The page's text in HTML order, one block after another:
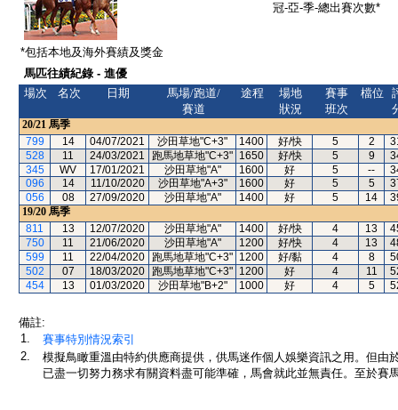
冠-亞-季-總出賽次數*
*包括本地及海外賽績及獎金
馬匹往績紀錄 - 進優
場次
名次 日期
馬場/跑道/
賽道
途程
場地
狀況
賽事
班次
檔位
20/21 馬季
799
14 04/07/2021 沙田草地"C+3" 1400 好/快 5 2
528
11 24/03/2021 跑馬地草地"C+3" 1650 好/快 5 9
345
WV 17/01/2021 沙田草地"A" 1600 好 5 --
096
14 11/10/2020 沙田草地"A+3" 1600 好 5 5
056
08 27/09/2020 沙田草地"A" 1400 好 5 14
19/20 馬季
811
13 12/07/2020 沙田草地"A" 1400 好/快 4 13
750
11 21/06/2020 沙田草地"A" 1200 好/快 4 13
599
11 22/04/2020 跑馬地草地"C+3" 1200 好/黏 4 8
502
07 18/03/2020 跑馬地草地"C+3" 1200 好 4 11
454
13 01/03/2020 沙田草地"B+2" 1000 好 4 5
備註:
1.
賽事特別情況索引
2.
模擬鳥瞰重溫由特約供應商提供，供馬迷作個人娛樂資訊之用。但
已盡一切努力務求有關資料盡可能準確，馬會就此並無責任。至於賽